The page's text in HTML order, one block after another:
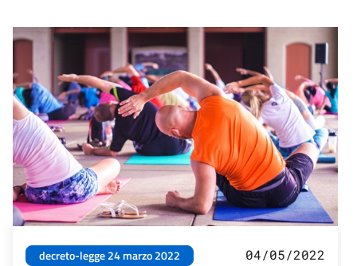
decreto-legge 24 marzo 2022
04/05/2022